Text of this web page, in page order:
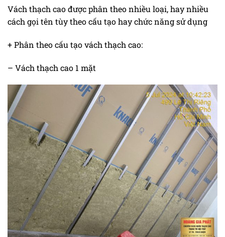
Vách thạch cao được phân theo nhiều loại, hay nhiều
cách gọi tên tùy theo cấu tạo hay chức năng sử dụng
+ Phân theo cấu tạo vách thạch cao:
– Vách thạch cao 1 mặt